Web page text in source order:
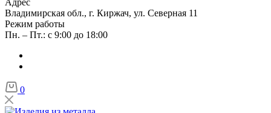
Адрес
Владимирская обл., г. Киржач, ул. Северная 11
Режим работы
Пн. – Пт.: с 9:00 до 18:00
0